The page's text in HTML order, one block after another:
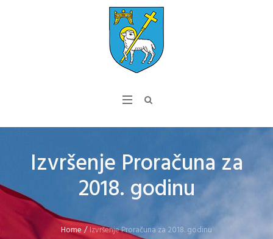
Izvršenje Proračuna za
2018. godinu
Home /Izvršenje Proračuna za 2018. godinu